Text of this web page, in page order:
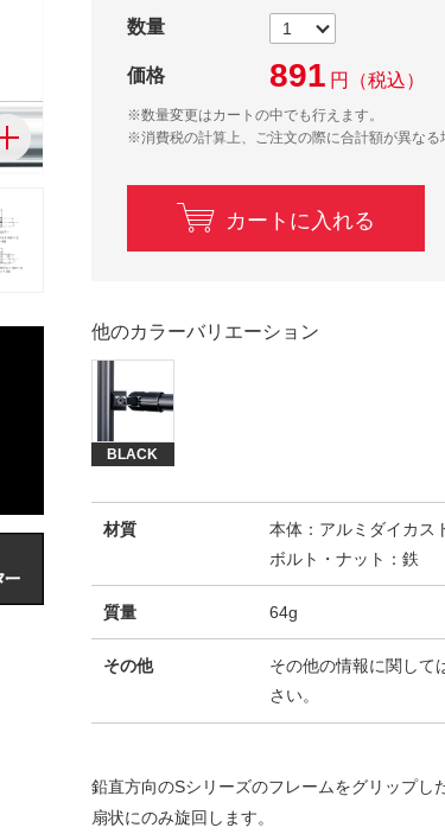
数量
価格 891 円 （税込）
※数量変更はカートの中でも行えます。
※消費税の計算上、ご注文の際に合計額が異なる
カートに入れる
他のカラーバリエーション
BLACK
材質
本体：アルミダイカス
ボルト・ナット：鉄
質量 64g
その他 その他の情報に関して
さい。
鉛直方向のSシリーズのフレームをグリップし
扇状にのみ旋回します。